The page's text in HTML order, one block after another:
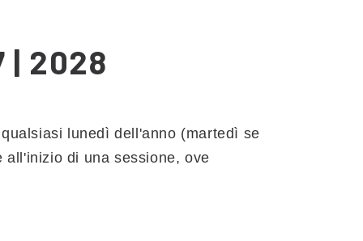
| 2028
lunedì dell'anno (martedì se
di una sessione, ove